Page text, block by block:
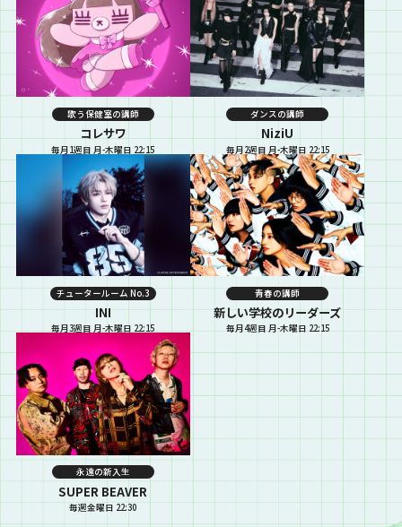
歌う保健室の講師
コレサワ
毎月1週目 月-木曜日 22:15
ダンスの講師
NiziU
毎月2週目 月-木曜日 22:15
チュータールーム No.3
INI
毎月3週目 月-木曜日 22:15
青春の講師
新しい学校のリーダーズ
毎月4週目 月-木曜日 22:15
永遠の新入生
SUPER BEAVER
毎週金曜日 22:30